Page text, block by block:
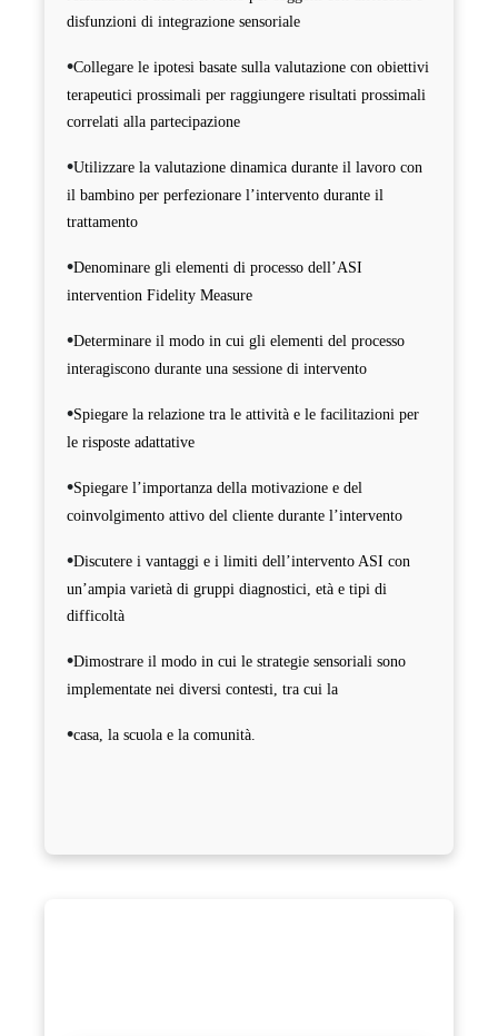
disfunzioni di integrazione sensoriale
•Collegare le ipotesi basate sulla valutazione con obiettivi
terapeutici prossimali per raggiungere risultati prossimali
correlati alla partecipazione
•Utilizzare la valutazione dinamica durante il lavoro con
il bambino per perfezionare l’intervento durante il
trattamento
•Denominare gli elementi di processo dell’ASI
intervention Fidelity Measure
•Determinare il modo in cui gli elementi del processo
interagiscono durante una sessione di intervento
•Spiegare la relazione tra le attività e le facilitazioni per
le risposte adattative
•Spiegare l’importanza della motivazione e del
coinvolgimento attivo del cliente durante l’intervento
•Discutere i vantaggi e i limiti dell’intervento ASI con
un’ampia varietà di gruppi diagnostici, età e tipi di
difficoltà
•Dimostrare il modo in cui le strategie sensoriali sono
implementate nei diversi contesti, tra cui la
•casa, la scuola e la comunità.